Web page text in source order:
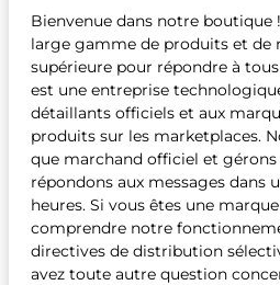
Bienvenue dans notre boutique
large gamme de produits et de
supérieure pour répondre à tous
est une entreprise
détaillants officiels et aux
produits sur les marketplaces.
que marchand officiel et
répondons aux messages dans
heures. Si vous êtes une
comprendre notre
directives de distribution
avez toute autre question